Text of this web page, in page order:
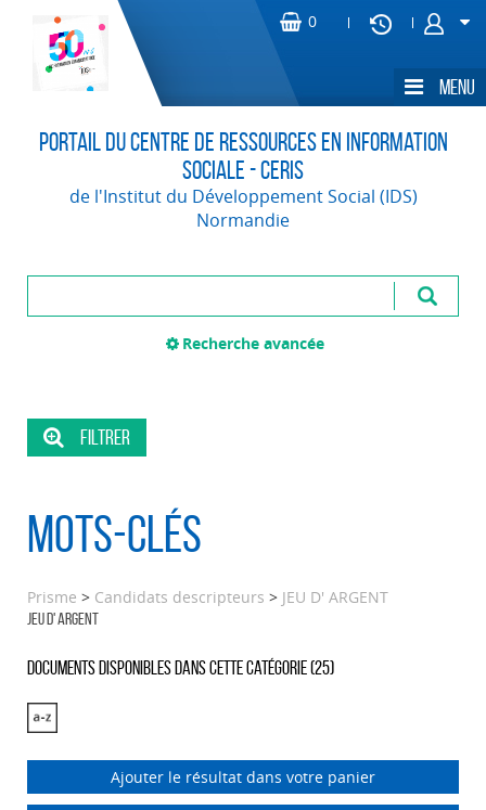
Portail du Centre de Ressources en Information
Sociale - CERIS
de l'Institut du Développement Social (IDS)
Normandie
Recherche avancée
Mots-clés
Prisme > Candidats descripteurs > JEU D' ARGENT
JEU D' ARGENT
Documents disponibles dans cette catégorie (25)
Ajouter le résultat dans votre panier